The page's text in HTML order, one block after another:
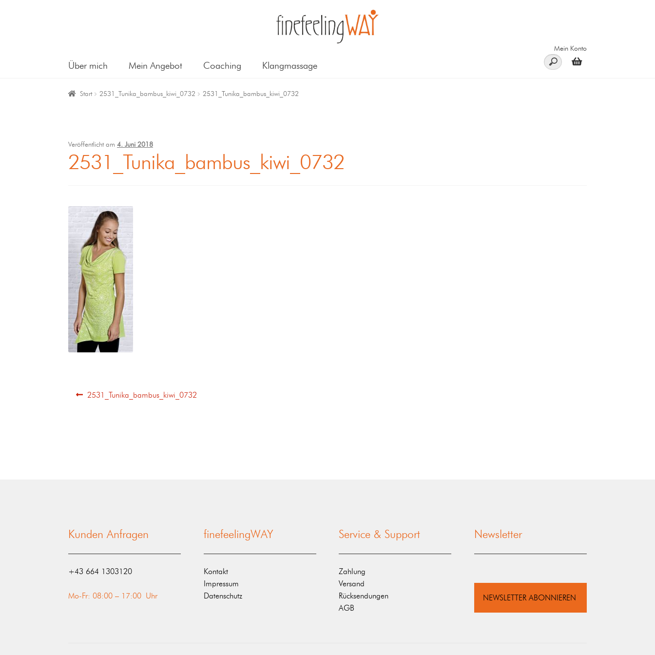
Über mich Mein Angebot Coaching Klangmassage
Mein Konto
Start 2531_Tunika_bambus_kiwi_0732 2531_Tunika_bambus_kiwi_0732
Veröffentlicht am4. Juni 2018
2531_Tunika_bambus_kiwi_0732
2531_Tunika_bambus_kiwi_0732
Kunden Anfragen
‭+43 664 1303120‬
Mo-Fr: 08:00 – 17:00 Uhr
finefeelingWAY
Kontakt
Impressum
Datenschutz
Service & Support
Zahlung
Versand
Rücksendungen
AGB
Newsletter
NEWSLETTER ABONNIEREN